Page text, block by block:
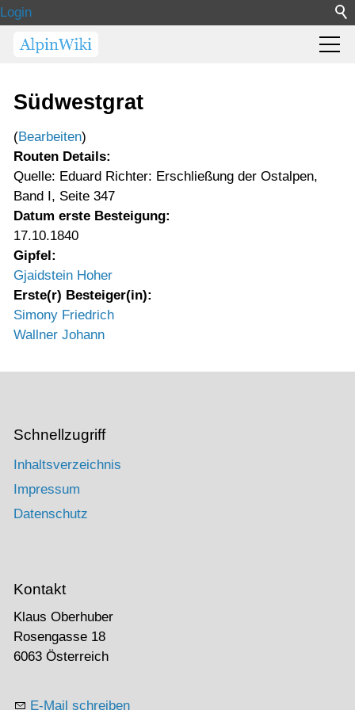
Login
Südwestgrat
(Bearbeiten)
Routen Details:
Quelle: Eduard Richter: Erschließung der Ostalpen,
Band I, Seite 347
Datum erste Besteigung:
17.10.1840
Gipfel:
Gjaidstein Hoher
Erste(r) Besteiger(in):
Simony Friedrich
Wallner Johann
Schnellzugriff
Inhaltsverzeichnis
Impressum
Datenschutz
Kontakt
Klaus Oberhuber
Rosengasse 18
6063 Österreich
E-Mail schreiben